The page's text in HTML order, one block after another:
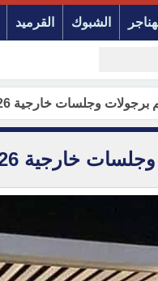
الشبوك القرميد
خارجية 2026في جدة | دليل الفخامة والعصرية
جدة | دليل الفخامة والعصرية